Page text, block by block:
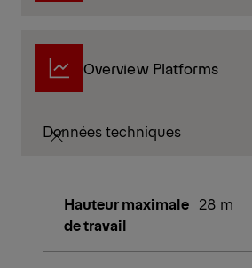
Overview Platforms
Données techniques
Hauteur maximale
de travail
28 m